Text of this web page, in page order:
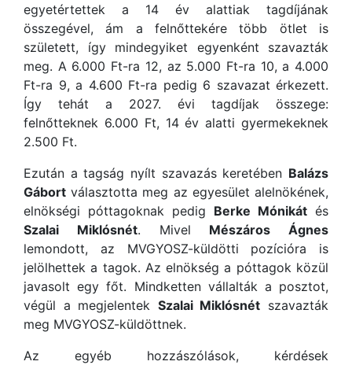
egyetértettek a 14 év alattiak tagdíjának
összegével, ám a felnőttekére több ötlet is
született, így mindegyiket egyenként szavazták
meg. A 6.000 Ft-ra 12, az 5.000 Ft-ra 10, a 4.000
Ft-ra 9, a 4.600 Ft-ra pedig 6 szavazat érkezett.
Így tehát a 2027. évi tagdíjak összege:
felnőtteknek 6.000 Ft, 14 év alatti gyermekeknek
2.500 Ft.
Ezután a tagság nyílt szavazás keretében Balázs
Gábort választotta meg az egyesület alelnökének,
elnökségi póttagoknak pedig Berke Mónikát és
Szalai Miklósnét. Mivel Mészáros Ágnes
lemondott, az MVGYOSZ-küldötti pozícióra is
jelölhettek a tagok. Az elnökség a póttagok közül
javasolt egy főt. Mindketten vállalták a posztot,
végül a megjelentek Szalai Miklósnét szavazták
meg MVGYOSZ-küldöttnek.
Az egyéb hozzászólások, kérdések